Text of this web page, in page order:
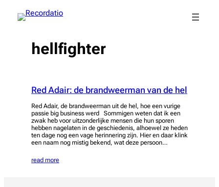
naar
hellfighter
Red Adair: de brandweerman van de hel
Red Adair, de brandweerman uit de hel, hoe een vurige
passie big business werd Sommigen weten dat ik een
zwak heb voor uitzonderlijke mensen die hun sporen
hebben nagelaten in de geschiedenis, alhoewel ze heden
ten dage nog een vage herinnering zijn. Hier en daar klink
een naam nog mistig bekend, wat deze persoon…
read more